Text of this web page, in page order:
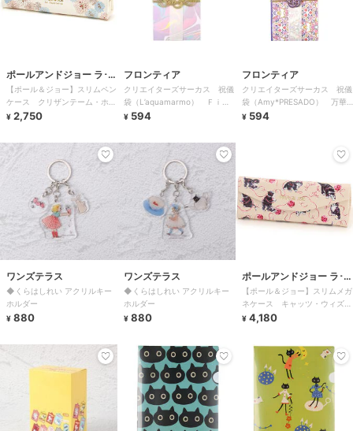
ポールアンドジョー ラ･パ
ペトリー
【ポール＆ジョー】スリムペン
ケース クリザンテーム・ホワ
イト
¥ 2,750
フロンティア
クリエイターズサーカス 祝儀
袋（L’aquamarmo） Ｆｉｒ
ｅｎｚｅ
¥ 594
フロンティア
クリエイターズサーカス 祝儀
袋（Amy*PRESADO） 万華
鏡・うめもも
¥ 594
ワンズテラス
◆くらはしれい アクリルキー
ホルダー
¥ 880
ワンズテラス
◆くらはしれい アクリルキー
ホルダー
¥ 880
ポールアンドジョー ラ･パ
ペトリー
【ポール＆ジョー】スリムメガ
ネケース キャッツ・ウィズ・
ヤーン
¥ 4,180